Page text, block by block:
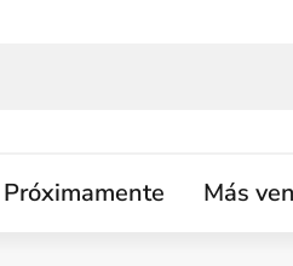
Próximamente Más